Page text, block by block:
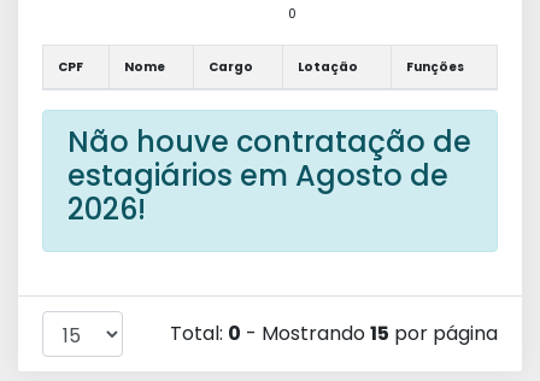
0
CPF Nome Cargo Lotação Funções
Não houve contratação de
estagiários em Agosto de
2026!
Total: 0 - Mostrando15 por página